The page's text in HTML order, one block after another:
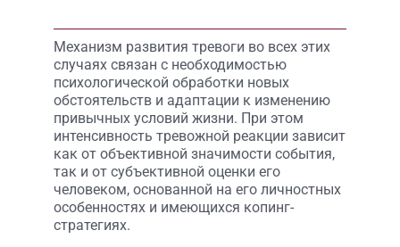
Механизм развития тревоги во всех этих
случаях связан с необходимостью
психологической обработки новых
обстоятельств и адаптации к изменению
привычных условий жизни. При этом
интенсивность тревожной реакции зависит
как от объективной значимости события,
так и от субъективной оценки его
человеком, основанной на его личностных
особенностях и имеющихся копинг-
стратегиях.